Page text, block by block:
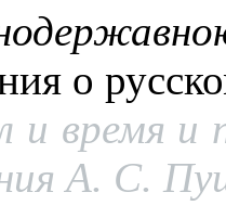
о
и время
А. С.